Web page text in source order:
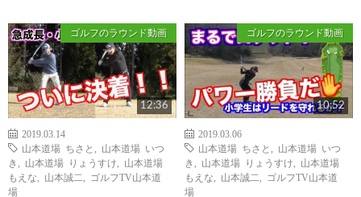
ゴルフのラウンド動画
12:36
2019.03.14
山本道場 ちさと
山本道場 いつ
き
山本道場 りょうすけ
山本道場
もえな
山本誠二
ゴルフTV山本道
場
ゴルフのラウンド動画
10:52
2019.03.06
山本道場 ちさと
山本道場 いつ
き
山本道場 りょうすけ
山本道場
もえな
山本誠二
ゴルフTV山本道
場